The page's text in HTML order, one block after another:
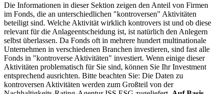
Die Informationen in dieser Sektion zeigen den Anteil von Firmen
im Fonds, die an unterschiedlichen "kontroversen" Aktivitäten
beteiligt sind. Welche Aktivität wirklich kontrovers ist und ob diese
relevant für die Anlageentscheidung ist, ist natürlich den Anlegern
selbst überlassen. Da Fonds oft in mehrere hundert multinationale
Unternehmen in verschiedenen Branchen investieren, sind fast alle
Fonds in "kontroverse Aktivitäten" investiert. Wenn einige dieser
Aktivitäten problematisch für Sie sind, können Sie Ihr Investment
entsprechend ausrichten. Bitte beachten Sie: Die Daten zu
kontroversen Aktivitäten werden zum Großteil von der